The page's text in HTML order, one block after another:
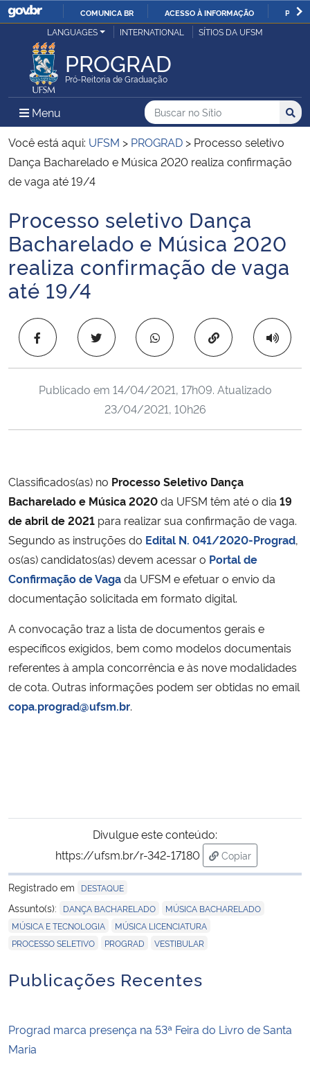
IR
O
COMUNICA BR ACESSO À INFORMAÇÃO
Ministério da Justiça e Segurança Pública
Ministério da Defesa
Ministério das Relações Exteriores
Ministério da Economia
Ministério da Infraestrutura
Ministério da Agricultura, Pecuária e Abastecimento
Ministério da Educação
Ministério da Cidadania
Ministério da Saúde
Ministério de Minas e Energia
Ministério da Ciência, Tecnologia, Inovações e Comunicações
Ministério do Turismo
Ministério do Desenvolvimento Regional
Controladoria-Geral da União
Secretaria-Geral
Secretaria de Governo
LANGUAGES INTERNATIONAL SÍTIOS DA UFSM
PROGRAD
Pró-Reitoria de Graduação
Menu Menu Principal do Sítio
Busca
Buscar no no Sítio
Busca:
Você está aqui: UFSM > PROGRAD > Processo seletivo
Dança Bacharelado e Música 2020 realiza confirmação
de vaga até 19/4
Início do conteúdo
Processo seletivo Dança
Bacharelado e Música 2020
realiza confirmação de vaga
até 19/4
Copiar para área
Publicado em 14/04/2021, 17h09. Atualizado
23/04/2021, 10h26
Classificados(as) no Processo Seletivo Dança
Bacharelado e Música 2020da UFSM têm até o dia 19
de abril de 2021 para realizar sua confirmação de vaga.
Segundo as instruções do Edital N. 041/2020-Prograd,
os(as) candidatos(as) devem acessar o Portal de
Confirmação de Vagada UFSM e efetuar o envio da
documentação solicitada em formato digital.
A convocação traz a lista de documentos gerais e
específicos exigidos, bem como modelos documentais
referentes à ampla concorrência e às nove modalidades
de cota. Outras informações podem ser obtidas no email
copa.prograd@ufsm.br.
Divulgue este conteúdo:
https://ufsm.br/r-342-17180
Copiar
para área de
Registrado em
DESTAQUE
Assunto(s): DANÇA BACHARELADO MÚSICA BACHARELADO
MÚSICA E TECNOLOGIA MÚSICA LICENCIATURA
PROCESSO SELETIVO PROGRAD VESTIBULAR
Publicações Recentes
Prograd marca presença na 53ª Feira do Livro de Santa
Maria